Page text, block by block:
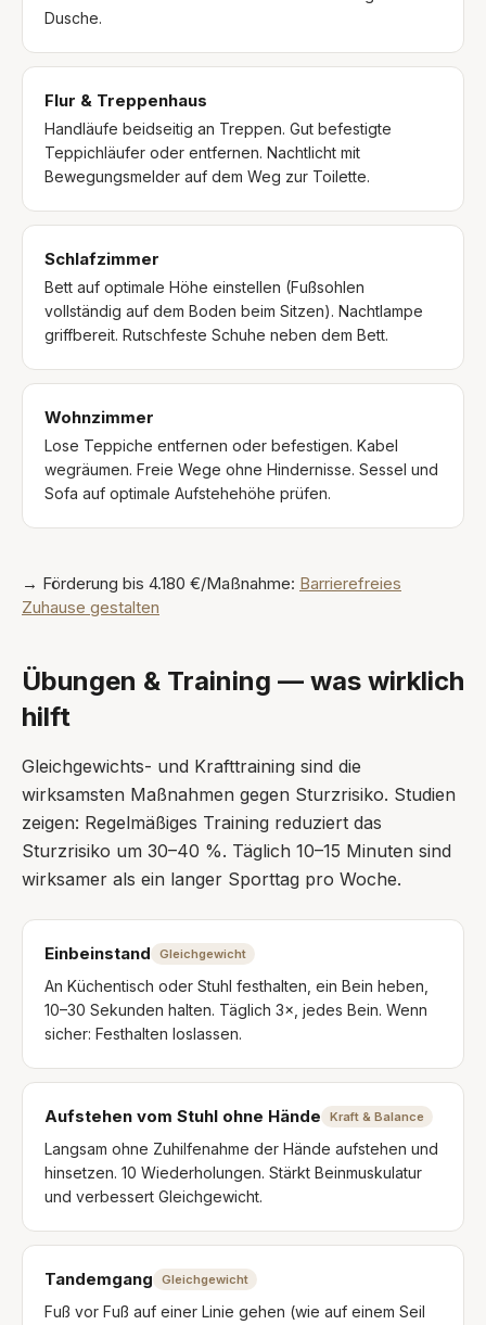
Dusche.
Flur & Treppenhaus
Handläufe beidseitig an Treppen. Gut befestigte
Teppichläufer oder entfernen. Nachtlicht mit
Bewegungsmelder auf dem Weg zur Toilette.
Schlafzimmer
Bett auf optimale Höhe einstellen (Fußsohlen
vollständig auf dem Boden beim Sitzen). Nachtlampe
griffbereit. Rutschfeste Schuhe neben dem Bett.
Wohnzimmer
Lose Teppiche entfernen oder befestigen. Kabel
wegräumen. Freie Wege ohne Hindernisse. Sessel und
Sofa auf optimale Aufstehehöhe prüfen.
→ Förderung bis 4.180 €/Maßnahme: Barrierefreies
Zuhause gestalten
Übungen & Training — was wirklich
hilft
Gleichgewichts- und Krafttraining sind die
wirksamsten Maßnahmen gegen Sturzrisiko. Studien
zeigen: Regelmäßiges Training reduziert das
Sturzrisiko um 30–40 %. Täglich 10–15 Minuten sind
wirksamer als ein langer Sporttag pro Woche.
Einbeinstand Gleichgewicht
An Küchentisch oder Stuhl festhalten, ein Bein heben,
10–30 Sekunden halten. Täglich 3×, jedes Bein. Wenn
sicher: Festhalten loslassen.
Aufstehen vom Stuhl ohne Hände Kraft & Balance
Langsam ohne Zuhilfenahme der Hände aufstehen und
hinsetzen. 10 Wiederholungen. Stärkt Beinmuskulatur
und verbessert Gleichgewicht.
Tandemgang Gleichgewicht
Fuß vor Fuß auf einer Linie gehen (wie auf einem Seil